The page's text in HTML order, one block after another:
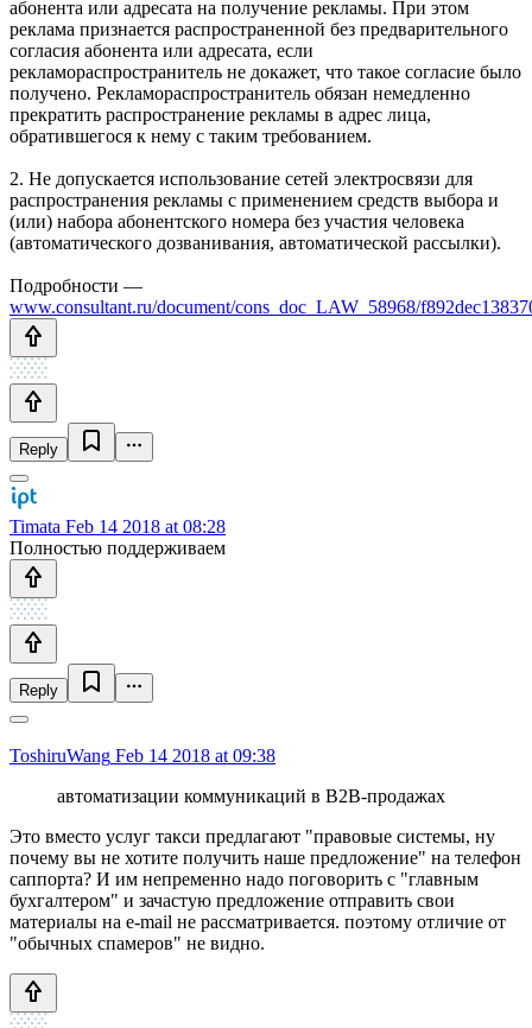
абонента или адресата на получение рекламы. При этом
реклама признается распространенной без предварительного
согласия абонента или адресата, если
рекламораспространитель не докажет, что такое согласие было
получено. Рекламораспространитель обязан немедленно
прекратить распространение рекламы в адрес лица,
обратившегося к нему с таким требованием.
2. Не допускается использование сетей электросвязи для
распространения рекламы с применением средств выбора и
(или) набора абонентского номера без участия человека
(автоматического дозванивания, автоматической рассылки).
Подробности —
www.consultant.ru/document/cons_doc_LAW_58968/
Reply
Timata Feb 14 2018 at 08:28
Полностью поддерживаем
Reply
ToshiruWang Feb 14 2018 at 09:38
автоматизации коммуникаций в B2B-продажах
Это вместо услуг такси предлагают "правовые системы, ну
почему вы не хотите получить наше предложение" на телефон
саппорта? И им непременно надо поговорить с "главным
бухгалтером" и зачастую предложение отправить свои
материалы на e-mail не рассматривается. поэтому отличие от
"обычных спамеров" не видно.